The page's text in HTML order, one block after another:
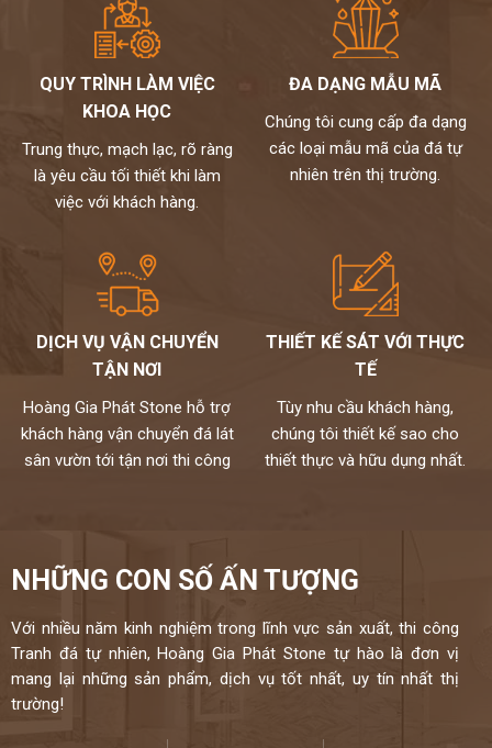
QUY TRÌNH LÀM VIỆC
KHOA HỌC
Trung thực, mạch lạc, rõ ràng
là yêu cầu tối thiết khi làm
việc với khách hàng.
ĐA DẠNG MẪU MÃ
Chúng tôi cung cấp đa dạng
các loại mẫu mã của đá tự
nhiên trên thị trường.
DỊCH VỤ VẬN CHUYỂN
TẬN NƠI
Hoàng Gia Phát Stone hỗ trợ
khách hàng vận chuyển đá lát
sân vườn tới tận nơi thi công
THIẾT KẾ SÁT VỚI THỰC
TẾ
Tùy nhu cầu khách hàng,
chúng tôi thiết kế sao cho
thiết thực và hữu dụng nhất.
NHỮNG CON SỐ ẤN TƯỢNG
Với nhiều năm kinh nghiệm trong lĩnh vực sản xuất, thi công
Tranh đá tự nhiên, Hoàng Gia Phát Stone tự hào là đơn vị
mang lại những sản phẩm, dịch vụ tốt nhất, uy tín nhất thị
trường!